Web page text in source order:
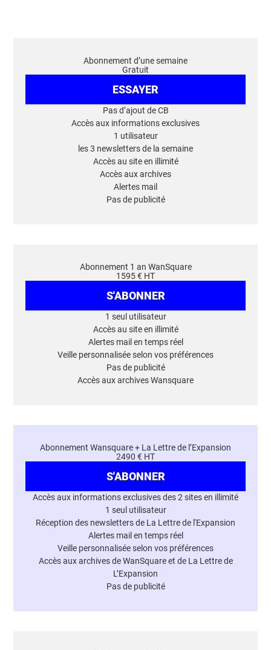
Abonnement d’une semaine
Gratuit
ESSAYER
Pas d’ajout de CB
Accès aux informations exclusives
1 utilisateur
les 3 newsletters de la semaine
Accès au site en illimité
Accès aux archives
Alertes mail
Pas de publicité
Abonnement 1 an WanSquare
1595 € HT
S'ABONNER
1 seul utilisateur
Accès au site en illimité
Alertes mail en temps réel
Veille personnalisée selon vos préférences
Pas de publicité
Accès aux archives Wansquare
Abonnement Wansquare + La Lettre de l’Expansion
2490 € HT
S'ABONNER
Accès aux informations exclusives des 2 sites en illimité
1 seul utilisateur
Réception des newsletters de La Lettre de l'Expansion
Alertes mail en temps réel
Veille personnalisée selon vos préférences
Accès aux archives de WanSquare et de La Lettre de
L’Expansion
Pas de publicité